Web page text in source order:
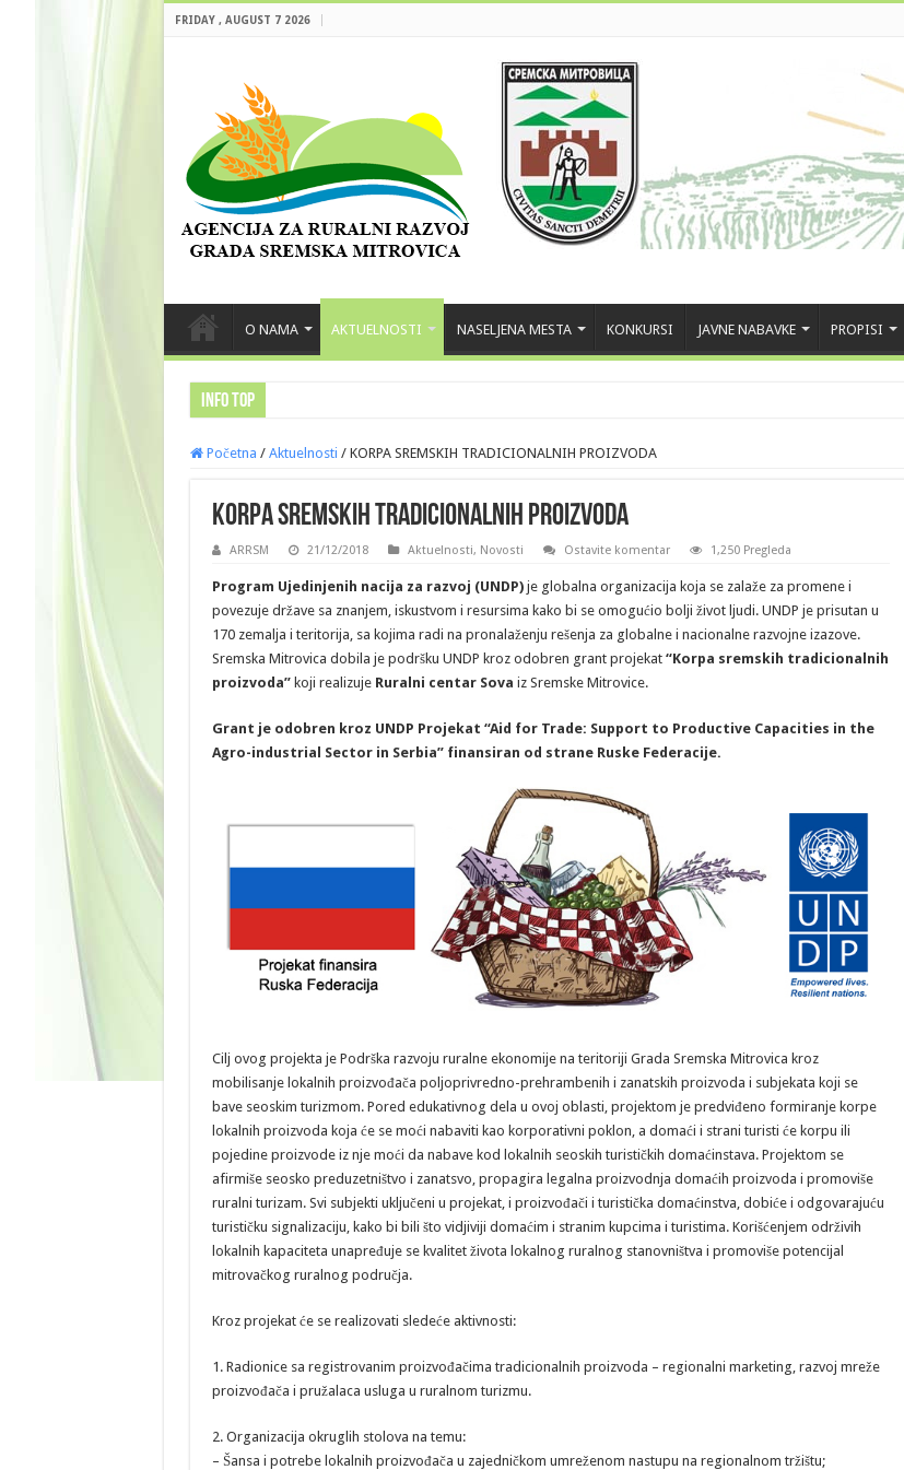
FRIDAY , AUGUST 7 2026
O NAMA AKTUELNOSTI NASELJENA MESTA KONKURSI JAVNE NABAVKE PROPISI
INFO TOP
Početna / Aktuelnosti / KORPA SREMSKIH TRADICIONALNIH PROIZVODA
KORPA SREMSKIH TRADICIONALNIH PROIZVODA
ARRSM 21/12/2018 Aktuelnosti, Novosti Ostavite komentar 1,250 Pregleda
Program Ujedinjenih nacija za razvoj (UNDP)je globalna organizacija koja se zalaže za promene i
povezuje države sa znanjem, iskustvom i resursima kako bi se omogućio bolji život ljudi. UNDP je prisutan u
170 zemalja i teritorija, sa kojima radi na pronalaženju rešenja za globalne i nacionalne razvojne izazove.
Sremska Mitrovica dobila je podršku UNDP kroz odobren grant projekat “Korpa sremskih tradicionalnih
proizvoda”koji realizuje Ruralni centar Sova iz Sremske Mitrovice.
Grant je odobren kroz UNDP Projekat “Aid for Trade: Support to Productive Capacities in the
Agro-industrial Sector in Serbia” finansiran od strane Ruske Federacije.
Cilj ovog projekta je Podrška razvoju ruralne ekonomije na teritoriji Grada Sremska Mitrovica kroz
mobilisanje lokalnih proizvođača poljoprivredno-prehrambenih i zanatskih proizvoda i subjekata koji se
bave seoskim turizmom. Pored edukativnog dela u ovoj oblasti, projektom je predviđeno formiranje korpe
lokalnih proizvoda koja će se moći nabaviti kao korporativni poklon, a domaći i strani turisti će korpu ili
pojedine proizvode iz nje moći da nabave kod lokalnih seoskih turističkih domaćinstava. Projektom se
afirmiše seosko preduzetništvo i zanatsvo, propagira legalna proizvodnja domaćih proizvoda i promoviše
ruralni turizam. Svi subjekti uključeni u projekat, i proizvođači i turistička domaćinstva, dobiće i odgovarajuću
turističku signalizaciju, kako bi bili što vidjiviji domaćim i stranim kupcima i turistima. Korišćenjem održivih
lokalnih kapaciteta unapređuje se kvalitet života lokalnog ruralnog stanovništva i promoviše potencijal
mitrovačkog ruralnog područja.
Kroz projekat će se realizovati sledeće aktivnosti:
1. Radionice sa registrovanim proizvođačima tradicionalnih proizvoda – regionalni marketing, razvoj mreže
proizvođača i pružalaca usluga u ruralnom turizmu.
2. Organizacija okruglih stolova na temu:
– Šansa i potrebe lokalnih proizvođača u zajedničkom umreženom nastupu na regionalnom tržištu;